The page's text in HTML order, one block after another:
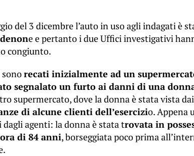
del 3 dicembre l’auto in uso agli indagati è
e e pertanto i due Uffici investigativi
congiunto.
sonorecati inizialmente ad un
segnalato un furto ai danni di una
supermercato, dove la donna è stata vista
di alcune clienti dell’esercizio. Appena
agenti: la donna è stata trovata in
di 84 anni, borseggiata poco prima